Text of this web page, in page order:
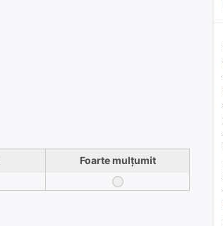
Foarte mulțumit